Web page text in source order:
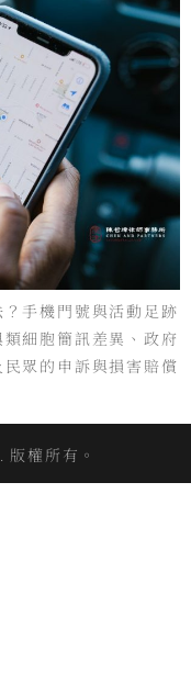
手機門號與活動足跡
細胞簡訊差異、政府
眾的申訴與損害賠償
權所有。